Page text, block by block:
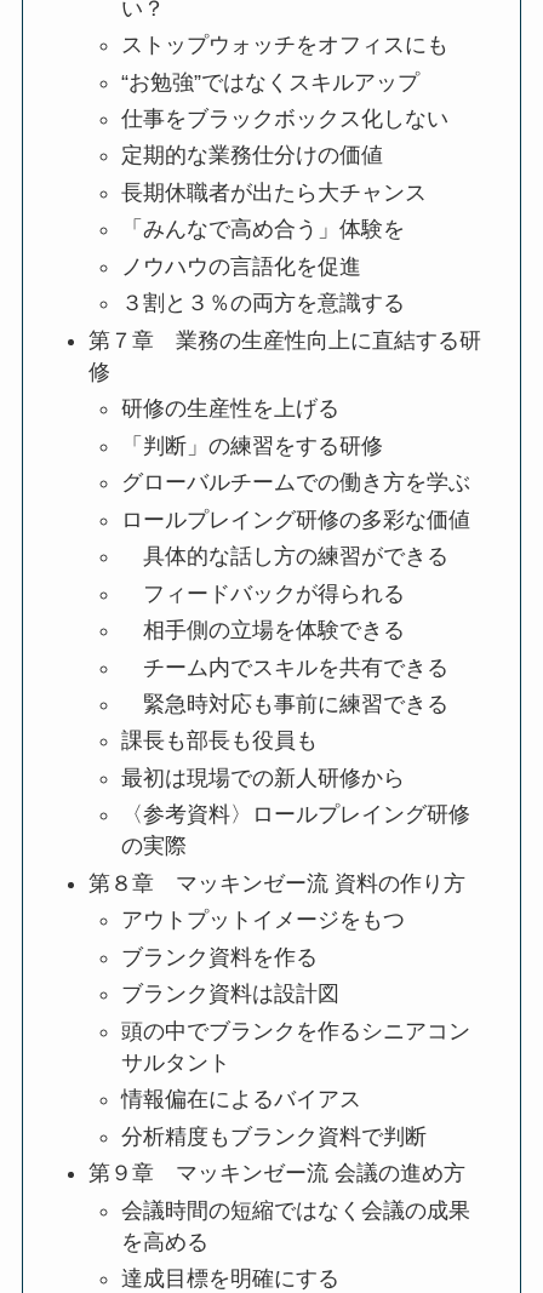
い？
ストップウォッチをオフィスにも
“お勉強”ではなくスキルアップ
仕事をブラックボックス化しない
定期的な業務仕分けの価値
長期休職者が出たら大チャンス
「みんなで高め合う」体験を
ノウハウの言語化を促進
３割と３％の両方を意識する
第７章 業務の生産性向上に直結する研
修
研修の生産性を上げる
「判断」の練習をする研修
グローバルチームでの働き方を学ぶ
ロールプレイング研修の多彩な価値
具体的な話し方の練習ができる
フィードバックが得られる
相手側の立場を体験できる
チーム内でスキルを共有できる
緊急時対応も事前に練習できる
課長も部長も役員も
最初は現場での新人研修から
〈参考資料〉ロールプレイング研修
の実際
第８章 マッキンゼー流 資料の作り方
アウトプットイメージをもつ
ブランク資料を作る
ブランク資料は設計図
頭の中でブランクを作るシニアコン
サルタント
情報偏在によるバイアス
分析精度もブランク資料で判断
第９章 マッキンゼー流 会議の進め方
会議時間の短縮ではなく会議の成果
を高める
達成目標を明確にする